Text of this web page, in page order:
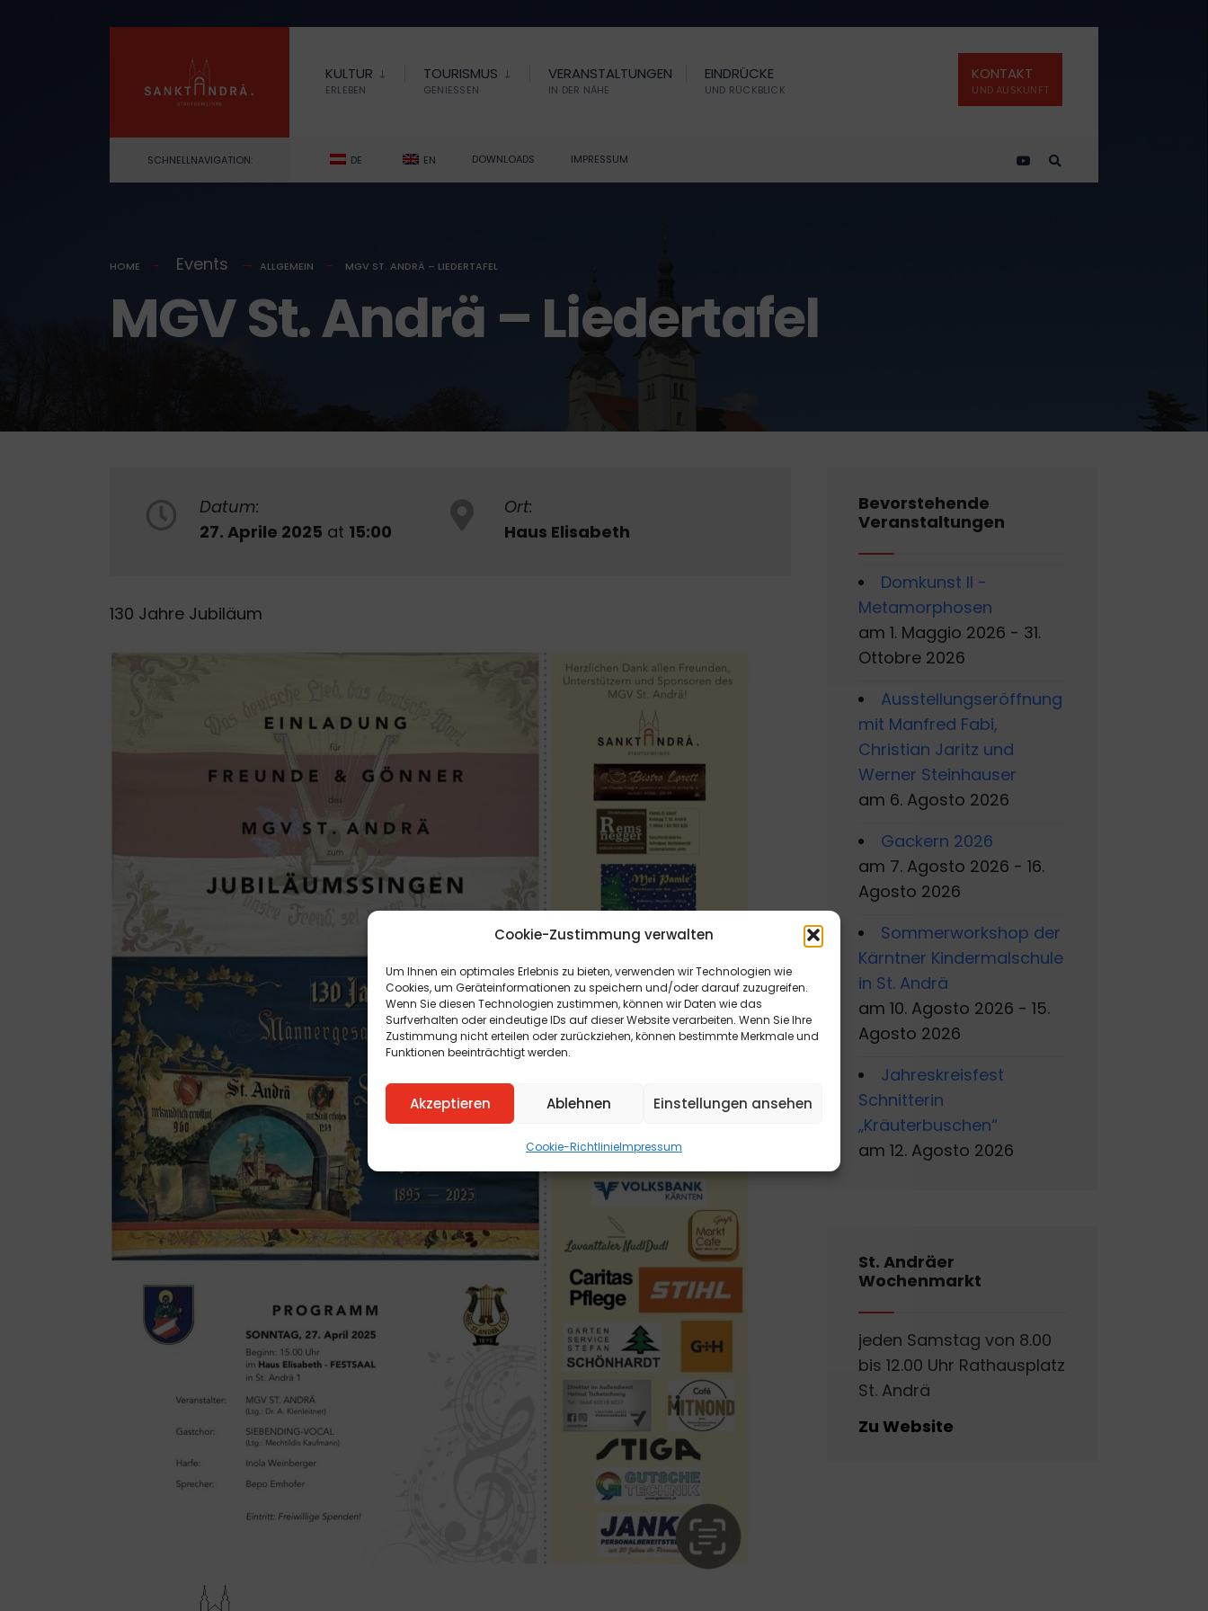
Cookie-Zustimmung verwalten
Um Ihnen ein optimales Erlebnis zu bieten, verwenden wir Technologien wie
Cookies, um Geräteinformationen zu speichern und/oder darauf zuzugreifen.
Wenn Sie diesen Technologien zustimmen, können wir Daten wie das
Surfverhalten oder eindeutige IDs auf dieser Website verarbeiten. Wenn Sie Ihre
Zustimmung nicht erteilen oder zurückziehen, können bestimmte Merkmale und
Funktionen beeinträchtigt werden.
Akzeptieren Ablehnen Einstellungen ansehen
Cookie-RichtlinieImpressum
content
KULTUR
ERLEBEN
TOURISMUS
GENIESSEN
VERANSTALTUNGEN
IN DER NÄHE
EINDRÜCKE
UND RÜCKBLICK
KONTAKT
UND AUSKUNFT
SCHNELLNAVIGATION: DE EN DOWNLOADS IMPRESSUM
HOME Events ALLGEMEIN MGV ST. ANDRÄ – LIEDERTAFEL
MGV St. Andrä – Liedertafel
Datum:
27. Aprile 2025 at 15:00
Ort:
Haus Elisabeth
130 Jahre Jubiläum
Bevorstehende
Veranstaltungen
Domkunst II -
Metamorphosen
am 1. Maggio 2026 - 31.
Ottobre 2026
Ausstellungseröffnung
mit Manfred Fabi,
Christian Jaritz und
Werner Steinhauser
am 6. Agosto 2026
Gackern 2026
am 7. Agosto 2026 - 16.
Agosto 2026
Sommerworkshop der
Kärntner Kindermalschule
in St. Andrä
am 10. Agosto 2026 - 15.
Agosto 2026
Jahreskreisfest
Schnitterin
„Kräuterbuschen“
am 12. Agosto 2026
St. Andräer
Wochenmarkt
jeden Samstag von 8.00
bis 12.00 Uhr Rathausplatz
St. Andrä
Zu Website